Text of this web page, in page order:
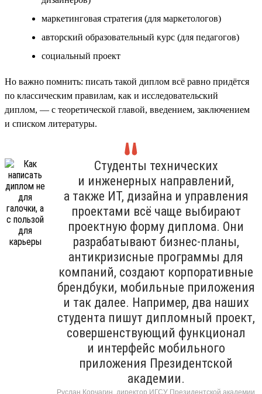
маркетинговая стратегия (для маркетологов)
авторский образовательный курс (для педагогов)
социальный проект
Но важно помнить: писать такой диплом всё равно придётся
по классическим правилам, как и исследовательский
диплом, — с теоретической главой, введением, заключением
и списком литературы.
Студенты технических
и инженерных направлений,
а также ИТ, дизайна и управления
проектами всё чаще выбирают
проектную форму диплома. Они
разрабатывают бизнес-планы,
антикризисные программы для
компаний, создают корпоративные
брендбуки, мобильные приложения
и так далее. Например, два наших
студента пишут дипломный проект,
совершенствующий функционал
и интерфейс мобильного
приложения Президентской
академии.
Руслан Корчагин, директор ИГСУ Президентской академии